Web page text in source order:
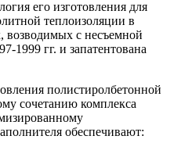
его изготовления для
теплоизоляции в
возводимых с несъемной
1999 гг. и запатентована
полистиролбетонной
сочетанию комплекса
обеспечивают: